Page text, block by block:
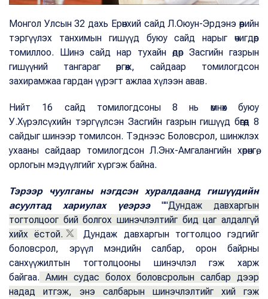
Монгол Улсын 32 дахь Ерөнхий сайд Л.Оюун-Эрдэнэ өөрийн
тэргүүлэх танхимын гишүүд буюу сайд нарыг өчигдөр
томиллоо. Шинэ сайд нар тухайн өдөр Засгийн газрын
гишүүний тангараг өргөж, сайдаар томилогдсон
захирамжаа гардан үүрэгт ажлаа хүлээн авав.
Нийт 16 сайд томилогдсоны 8 нь өмнөх буюу
У.Хүрэлсүхийн тэргүүлсэн Засгийн газрын гишүүд бөгөөд 8
сайдыг шинээр томилсон. Тэднээс Боловсрол, шинжлэх
ухааны сайдаар томилогдсон Л.Энх-Амгалангийн хөрөнгө,
орлогын мэдүүлгийг хүргэж байна.
Тэрээр чуулганы нэгдсэн хуралдаанд гишүүдийн
асуултад хариулах үеэрээ""Дундаж давхаргын
тогтолцоог бий болгох шинэчлэлтийг бид цаг алдалгүй
хийх ёстой.
Дундаж давхаргын тогтолцоо гэдгийг
боловсрол, эрүүл мэндийн салбар, орон байрны
санхүүжилтын тогтолцооны шинэчлэл гэж харж
байгаа. Амин судас болох боловсролын салбар дээр
надад итгэж, энэ салбарын шинэчлэлтийг хий гэж